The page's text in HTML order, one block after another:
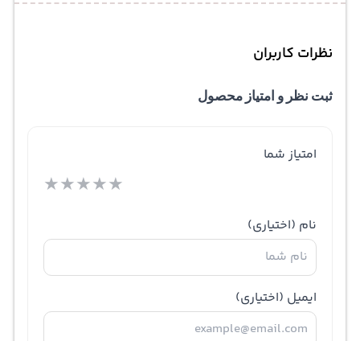
نظرات کاربران
ثبت نظر و امتیاز محصول
امتیاز شما
★★★★★
نام (اختیاری)
ایمیل (اختیاری)